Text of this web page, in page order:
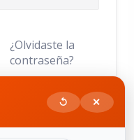
¿Olvidaste la
contraseña?
↺ ✕